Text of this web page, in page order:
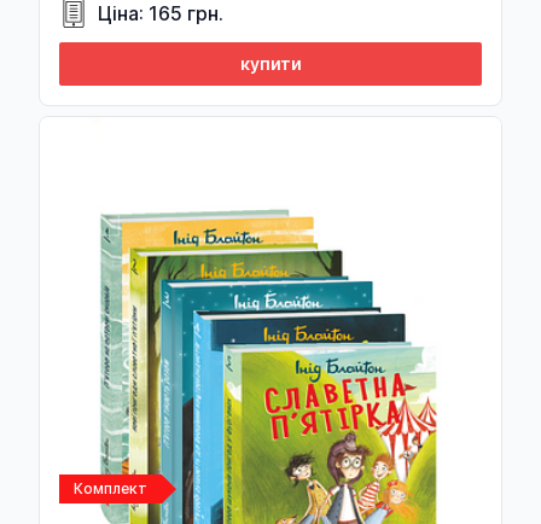
Богдан-Ігор Антонич
Антон Антонов-Овсеенко
Елена Антонович
Фернандо Арамбуру
Арістотель
Андрій Аркан
Геннадій Афанасьєв (Hennadii Afanasiev)
Харітон Афродісійський
Исаак Бабель
Григорій Бабенко
Ціна: 165 грн.
купити
Комплект